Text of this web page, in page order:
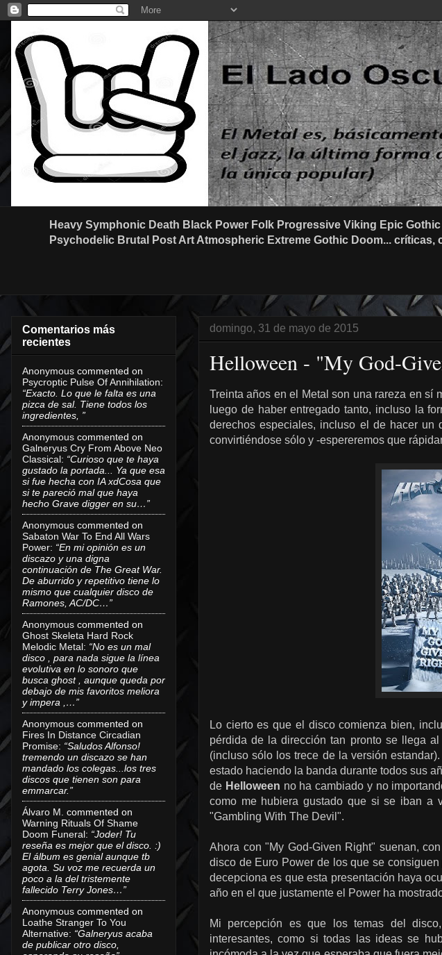
Heavy Symphonic Death Black Power Folk Progressive Viking Epic
Psychodelic Brutal Post Art Atmospheric Extreme Gothic Doom...
domingo, 31 de mayo de 2015
Helloween - "My God-
Treinta años en el Metal son una rareza en sí
luego de haber entregado tanto, incluso la
derechos especiales, incluso el de hacer un
convirtiéndose sólo y -espereremos que
Lo cierto es que el disco comienza bien,
pérdida de la dirección tan pronto se llega
(incluso sólo los trece de la versión
estado haciendo la banda durante todos sus
de Helloween no ha cambiado y no
como me hubiera gustado que si se iban a
"Gambling With The Devil".
Ahora con "My God-Given Right" suenan,
disco de Euro Power de los que se
decepciona es que esta presentación haya
año en el que justamente el Power ha
Mi percepción es que los temas del
interesantes, como si todas las ideas se
Comentarios más
recientes
Anonymous commented on
Psycroptic Pulse Of Annihilation:
“Exacto. Lo que le falta es una
pizca de sal. Tiene todos los
ingredientes, ”
Anonymous commented on
Galneryus Cry From Above Neo
Classical: “Curioso que te haya
gustado la portada... Ya que esa
si fue hecha con IA xdCosa que
si te pareció mal que haya
hecho Grave digger en su…”
Anonymous commented on
Sabaton War To End All Wars
Power: “En mi opinión es un
discazo y una digna
continuación de The Great War.
De aburrido y repetitivo tiene lo
mismo que cualquier disco de
Ramones, AC/DC…”
Anonymous commented on
Ghost Skeleta Hard Rock
Melodic Metal: “No es un mal
disco , para nada sigue la línea
evolutiva en lo sonoro que
busca ghost , aunque queda por
debajo de mis favoritos meliora
y impera ,…”
Anonymous commented on
Fires In Distance Circadian
Promise: “Saludos Alfonso!
tremendo un discazo se han
mandado los colegas...los tres
discos que tienen son para
emmarcar.”
Álvaro M. commented on
Warning Rituals Of Shame
Doom Funeral: “Joder! Tu
reseña es mejor que el disco. :)
El álbum es genial aunque tb
agota. Su voz me recuerda un
poco a la del tristemente
fallecido Terry Jones…”
Anonymous commented on
Loathe Stranger To You
Alternative: “Galneryus acaba
de publicar otro disco,